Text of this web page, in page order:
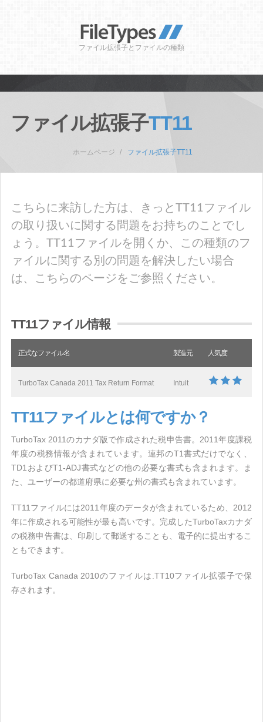
ファイル拡張子とファイルの種類
ファイル拡張子TT11
ホームページ ファイル拡張子TT11
こちらに来訪した方は、きっとTT11ファイル
の取り扱いに関する問題をお持ちのことでし
ょう。TT11ファイルを開くか、この種類のフ
ァイルに関する別の問題を解決したい場合
は、こちらのページをご参照ください。
TT11ファイル情報
正式なファイル名 製造元 人気度
TurboTax Canada 2011 Tax Return Format Intuit
TT11ファイルとは何ですか？
TurboTax 2011のカナダ版で作成された税申告書。2011年度課税
年度の税務情報が含まれています。連邦のT1書式だけでなく、
TD1およびT1-ADJ書式などの他の必要な書式も含まれます。ま
た、ユーザーの都道府県に必要な州の書式も含まれています。
TT11ファイルには2011年度のデータが含まれているため、2012
年に作成される可能性が最も高いです。完成したTurboTaxカナダ
の税務申告書は、印刷して郵送することも、電子的に提出するこ
ともできます。
TurboTax Canada 2010のファイルは.TT10ファイル拡張子で保
存されます。